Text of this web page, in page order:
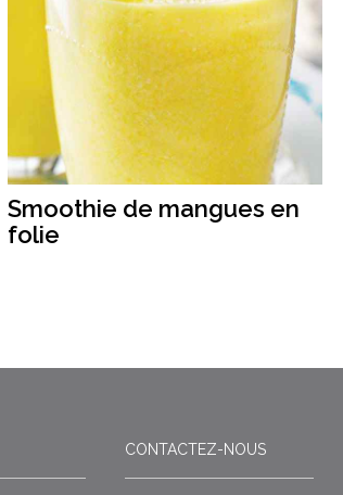
Smoothie de mangues en
folie
CONTACTEZ-NOUS